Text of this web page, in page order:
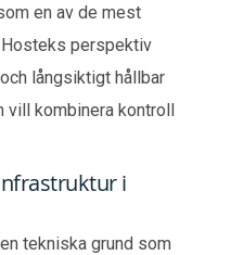
en av de mest
Hosteks perspektiv
långsiktigt hållbar
vill kombinera kontroll
i
tekniska grund som